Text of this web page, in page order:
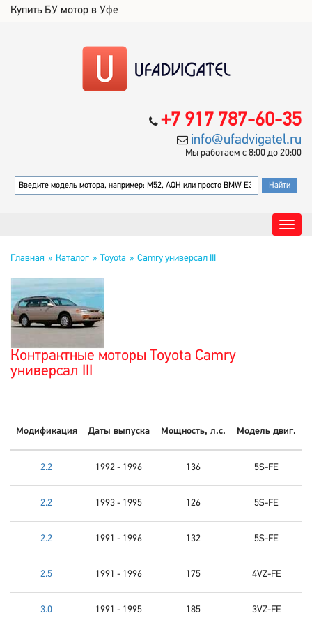
Купить БУ мотор в Уфе
+7 917 787-60-35
info@ufadvigatel.ru
Мы работаем с 8:00 до 20:00
Главная Каталог Toyota Camry универсал III
Контрактные моторы Toyota Camry
универсал III
Модификация Даты выпуска Мощность, л.с. Модель двиг.
2.2 1992 - 1996 136 5S-FE
2.2 1993 - 1995 126 5S-FE
2.2 1991 - 1996 132 5S-FE
2.5 1991 - 1996 175 4VZ-FE
3.0 1991 - 1995 185 3VZ-FE